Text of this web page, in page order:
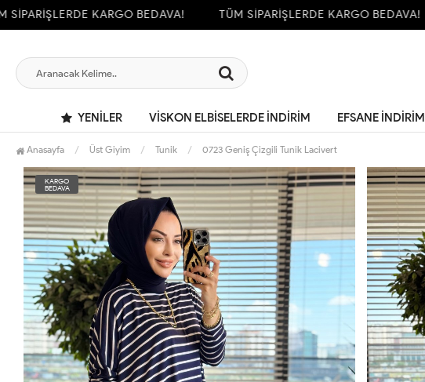
KARGO BEDAVA! TÜM SİPARİŞLERDE KARGO BEDAVA!
YENILER VİSKON ELBİSELERDE İNDİRİM EFSANE İNDİRİM
Anasayfa Üst Giyim Tunik 0723 Geniş Çizgili Tunik Lacivert
KARGO
BEDAVA